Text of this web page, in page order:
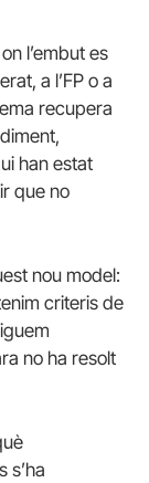
l’embut es
a l’FP o a
recupera
han estat
que no
nou model:
criteris de
no ha resolt
s’ha